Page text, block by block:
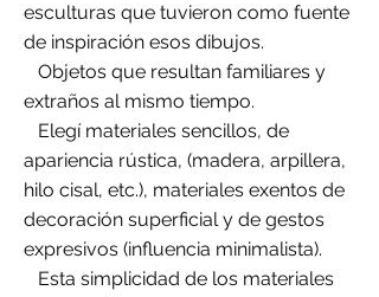
esculturas que tuvieron como fuente
de inspiración esos dibujos.
Objetos que resultan familiares y
extraños al mismo tiempo.
Elegí materiales sencillos, de
apariencia rústica, (madera, arpillera,
hilo cisal, etc.), materiales exentos de
decoración superficial y de gestos
expresivos (influencia minimalista).
Esta simplicidad de los materiales